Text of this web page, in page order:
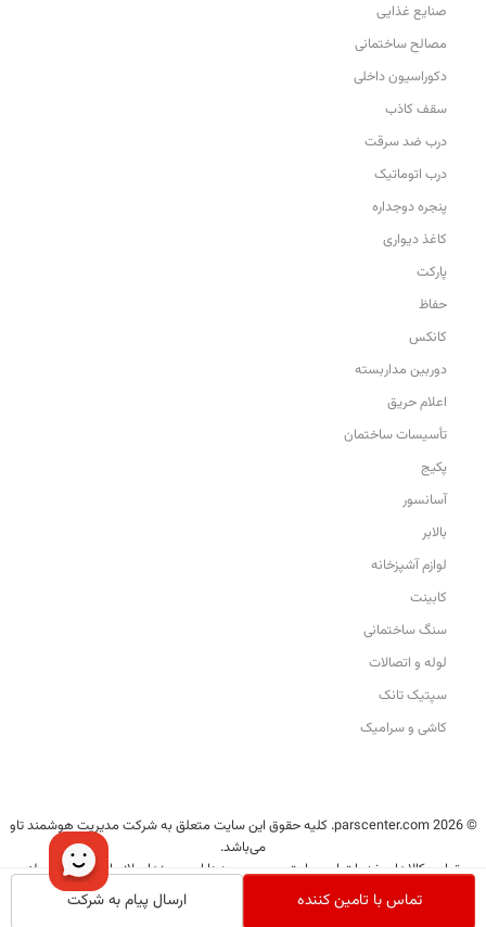
تماس با تامین کننده ارسال پیام به شرکت
صنایع غذایی
مصالح ساختمانی
دکوراسیون داخلی
سقف کاذب
درب ضد سرقت
درب اتوماتیک
پنجره دوجداره
کاغذ دیواری
پارکت
حفاظ
کانکس
دوربین مداربسته
اعلام حریق
تأسیسات ساختمان
پکیج
آسانسور
بالابر
لوازم آشپزخانه
کابینت
سنگ ساختمانی
لوله و اتصالات
سپتیک تانک
کاشی و سرامیک
© 2026 parscenter.com. کلیه حقوق این سایت متعلق به شرکت مدیریت هوشمند تاو
می‌باشد.
تمامی کالاها و خدمات این سایت، حسب مورد دارای مجوزهای لازم از مراجع مربوطه
می‌باشند و فعالیت‌های این سایت تابع قوانین و مقررات ایران است.